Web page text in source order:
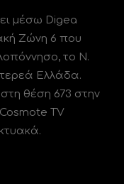
μέσω Digea
Ζώνη 6 που
το N.
Ελλάδα.
θέση 673 στην
TV